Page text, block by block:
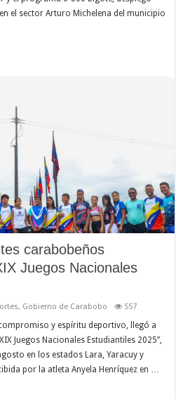
el sector Arturo Michelena del municipio
carabobeños
Juegos Nacionales
, Gobierno de Carabobo 557
y espíritu deportivo, llegó a
Juegos Nacionales Estudiantiles 2025”,
en los estados Lara, Yaracuy y
por la atleta Anyela Henríquez en …